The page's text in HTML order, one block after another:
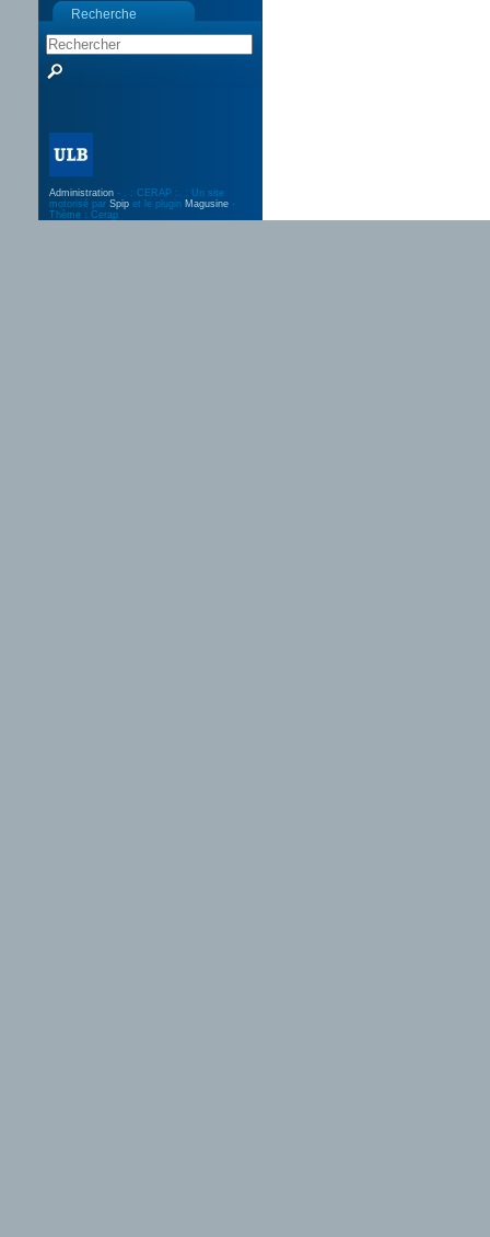
Recherche
Administration - . : CERAP :. : Un site
motorisé par Spip et le plugin Magusine -
Thème : Cerap